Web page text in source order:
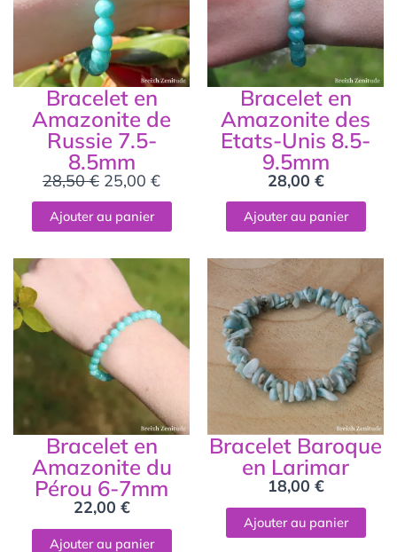
Bracelet en
Amazonite de
Russie 7.5-
8.5mm
28,50€ 25,00 €
Ajouter au panier
Bracelet en
Amazonite des
Etats-Unis 8.5-
9.5mm
28,00 €
Ajouter au panier
Bracelet en
Amazonite du
Pérou 6-7mm
22,00 €
Ajouter au panier
Bracelet Baroque
en Larimar
18,00 €
Ajouter au panier